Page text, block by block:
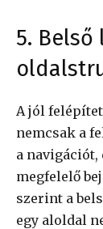
5.
A jól
nemcsak a
a
megfelelő
szerint a
egy aloldal